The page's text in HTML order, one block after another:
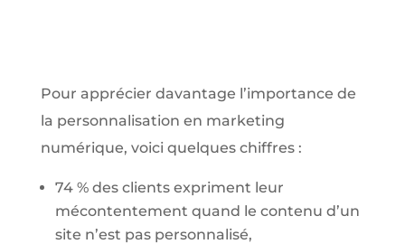
Pour apprécier davantage l’importance de
la personnalisation en marketing
numérique, voici quelques chiffres :
74 % des clients expriment leur
mécontentement quand le contenu d’un
site n’est pas personnalisé,